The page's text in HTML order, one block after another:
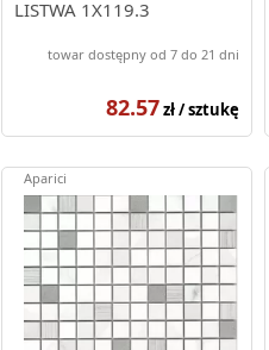
LISTWA 1X119.3
towar dostępny od 7 do 21 dni
82.57zł / sztukę
Aparici